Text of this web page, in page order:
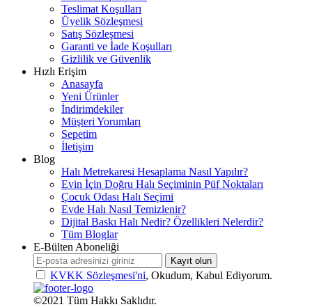
Teslimat Koşulları
Üyelik Sözleşmesi
Satış Sözleşmesi
Garanti ve İade Koşulları
Gizlilik ve Güvenlik
Hızlı Erişim
Anasayfa
Yeni Ürünler
İndirimdekiler
Müşteri Yorumları
Sepetim
İletişim
Blog
Halı Metrekaresi Hesaplama Nasıl Yapılır?
Evin İçin Doğru Halı Seçiminin Püf Noktaları
Çocuk Odası Halı Seçimi
Evde Halı Nasıl Temizlenir?
Dijital Baskı Halı Nedir? Özellikleri Nelerdir?
Tüm Bloglar
E-Bülten Aboneliği
Kayıt olun
KVKK Sözleşmesi'ni, Okudum, Kabul Ediyorum.
©2021 Tüm Hakkı Saklıdır.